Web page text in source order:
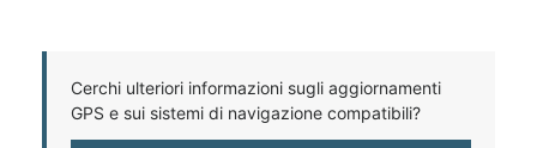
Cerchi ulteriori informazioni sugli aggiornamenti
GPS e sui sistemi di navigazione compatibili?